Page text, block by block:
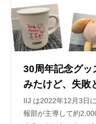
30周年記念グッ
みたけど、失敗
IIJ は2022年12月3日
報部が主導して約